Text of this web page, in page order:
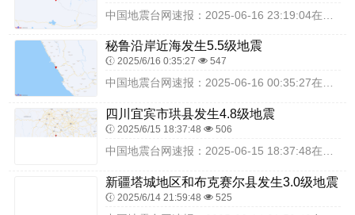
秘鲁沿岸近海发生5.5级地震
2025/6/16 0:35:27 547
中国地震台网速报：2025-06-16 00:35:27在秘鲁沿岸近海（北纬-12.15度，东经-77.05度）发生5.5级地震，震源深度30千米，最终结果以实...
四川宜宾市珙县发生4.8级地震
2025/6/15 18:37:48 506
新疆塔城地区和布克赛尔县发生3.0级地震
2025/6/14 21:59:48 525